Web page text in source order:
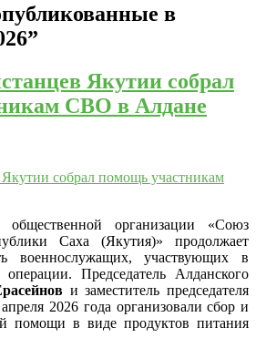
в
”
Якутии собрал
СВО в Алдане
собрал помощь участникам
общественной организации «Союз
Саха (Якутия)» продолжает
военнослужащих, участвующих в
Председатель Алданского
и заместитель председателя
2026 года организовали сбор и
помощи в виде продуктов питания